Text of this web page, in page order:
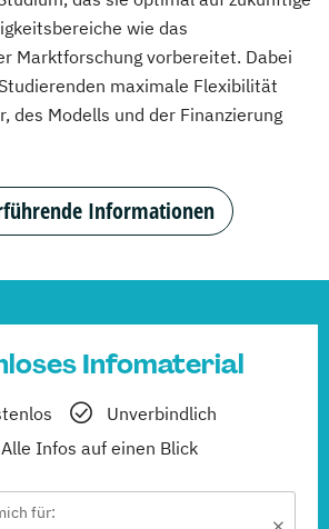
wie das
Marktforschung vorbereitet. Dabei
maximale Flexibilität
des Modells und der Finanzierung
Informationen
Infomaterial
Unverbindlich
Alle Infos auf einen Blick
für: